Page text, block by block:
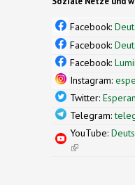
Facebook:
Facebook:
Facebook:
Instagram:
Twitter:
Telegram:
YouTube:
(link is external)